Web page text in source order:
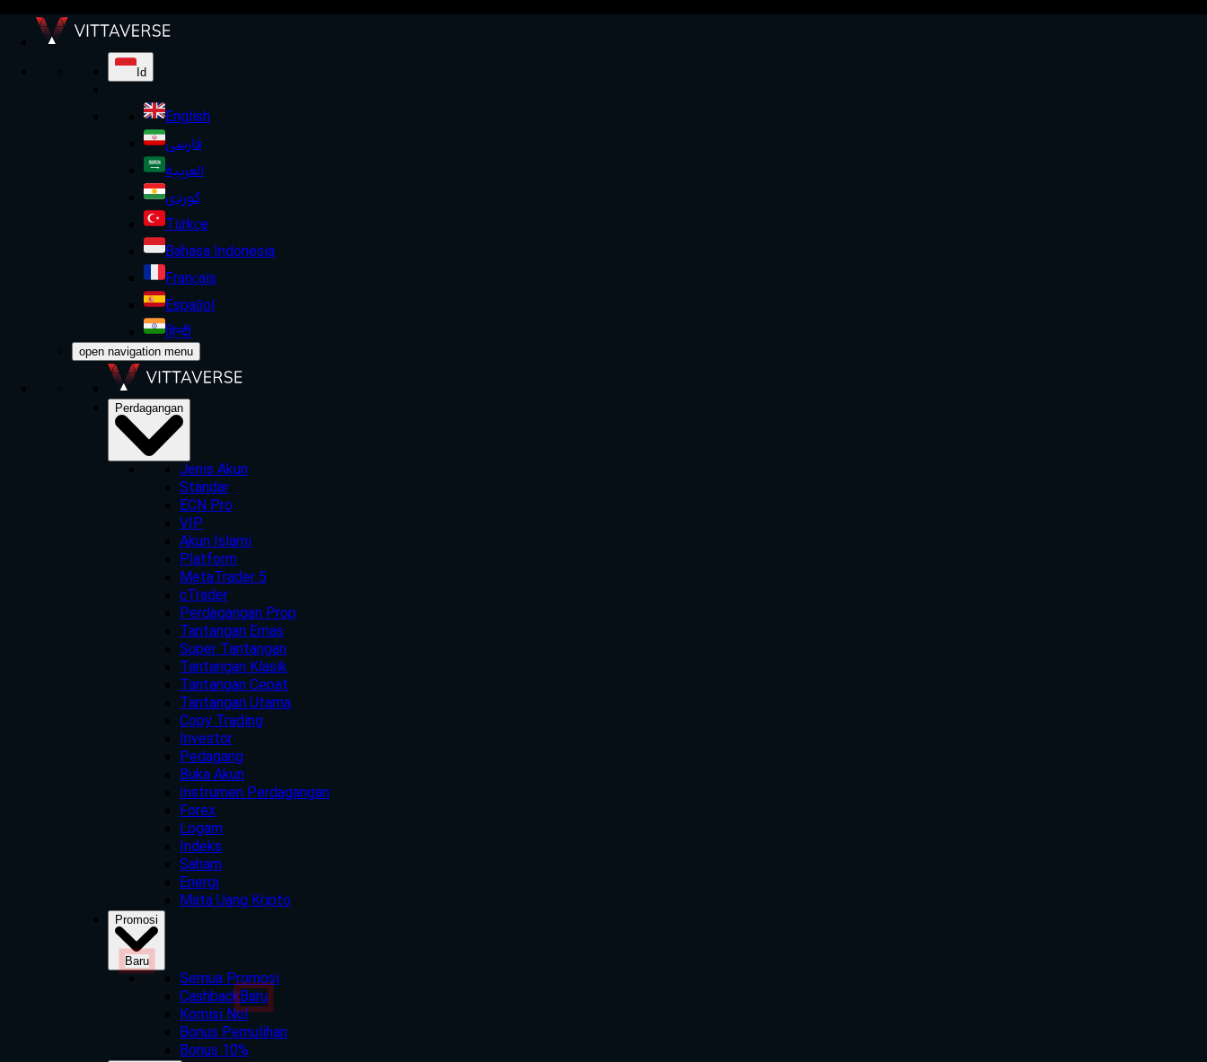
Id
English
فارسی
العربية
کوردی
Türkçe
Bahasa Indonesia
Français
Español
हिन्दी
open navigation menu
Perdagangan
Jenis Akun
Standar
ECN Pro
VIP
Akun Islami
Platform
MetaTrader 5
cTrader
Perdagangan Prop
Tantangan Emas
Super Tantangan
Tantangan Klasik
Tantangan Cepat
Tantangan Utama
Copy Trading
Investor
Pedagang
Buka Akun
Instrumen Perdagangan
Forex
Logam
Indeks
Saham
Energi
Mata Uang Kripto
Promosi
Baru
Semua Promosi
CashbackBaru
Komisi Nol
Bonus Pemulihan
Bonus 10%